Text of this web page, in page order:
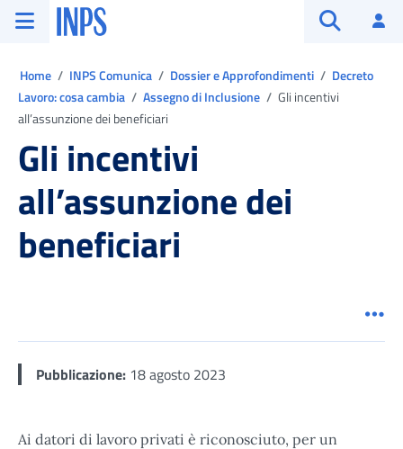
Vai al menu principale
Vai al contenuto principale
Vai al pie' di pagina
INPS ()
Home INPS Comunica Dossier e Approfondimenti
Decreto
Lavoro: cosa cambia
Assegno di Inclusione
Gli incentivi
all’assunzione dei beneficiari
Gli incentivi
all’assunzione dei
beneficiari
Pubblicazione: 18 agosto 2023
Ai datori di lavoro privati è riconosciuto, per un